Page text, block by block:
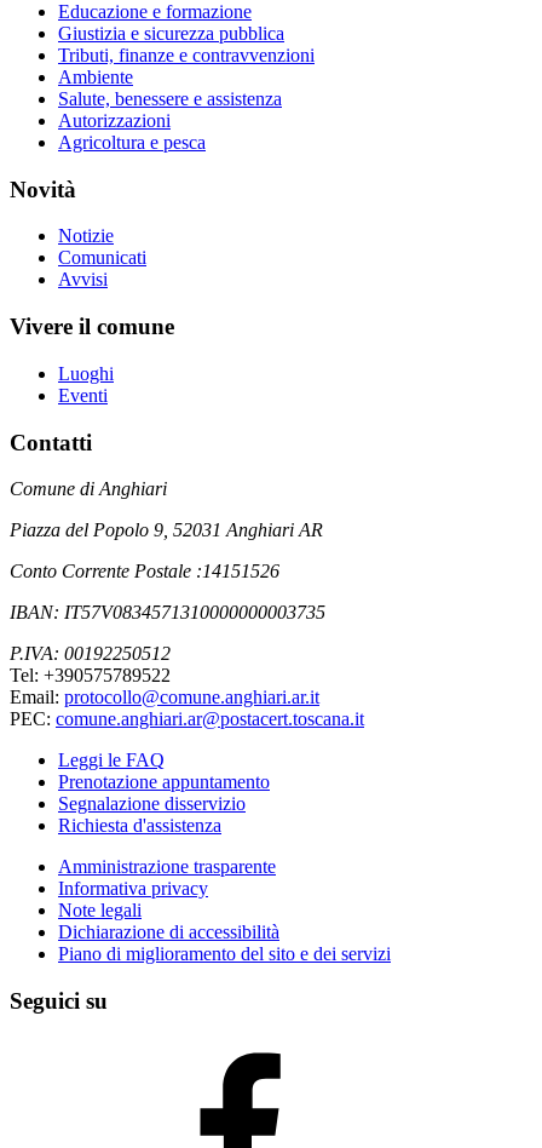
Educazione e formazione
Giustizia e sicurezza pubblica
Tributi, finanze e contravvenzioni
Ambiente
Salute, benessere e assistenza
Autorizzazioni
Agricoltura e pesca
Novità
Notizie
Comunicati
Avvisi
Vivere il comune
Luoghi
Eventi
Contatti
Comune di Anghiari
Piazza del Popolo 9, 52031 Anghiari AR
Conto Corrente Postale :14151526
IBAN: IT57V0834571310000000003735
P.IVA: 00192250512
Tel: +390575789522
Email: protocollo@comune.anghiari.ar.it
PEC: comune.anghiari.ar@postacert.toscana.it
Leggi le FAQ
Prenotazione appuntamento
Segnalazione disservizio
Richiesta d'assistenza
Amministrazione trasparente
Informativa privacy
Note legali
Dichiarazione di accessibilità
Piano di miglioramento del sito e dei servizi
Seguici su